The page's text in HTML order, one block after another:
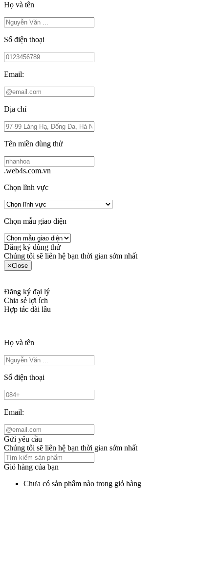
Họ và tên
Số điện thoại
Email:
Địa chỉ
Tên miền dùng thử
.web4s.com.vn
Chọn lĩnh vực
Chọn mẫu giao diện
Đăng ký dùng thử
Chúng tôi sẽ liên hệ bạn thời gian sớm nhất
×Close
Đăng ký đại lý
Chia sẻ lợi ích
Hợp tác dài lâu
Họ và tên
Số điện thoại
Email:
Gửi yêu cầu
Chúng tôi sẽ liên hệ bạn thời gian sớm nhất
Giỏ hàng của bạn
Chưa có sản phẩm nào trong giỏ hàng